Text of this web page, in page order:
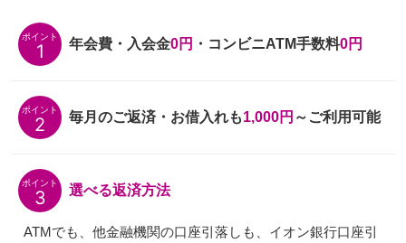
ポイント
1 年会費・入会金0円 ・コンビニATM手数料0円
ポイント
2 毎月のご返済・お借入れも1,000円 ～ご利用可能
ポイント
3 選べる返済方法
ATMでも、他金融機関の口座引落しも、イオン銀行口座引